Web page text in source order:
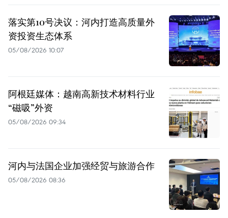
落实第10号决议：河内打造高质量外
资投资生态体系
05/08/2026 10:07
阿根廷媒体：越南高新技术材料行业
“磁吸”外资
05/08/2026 09:34
河内与法国企业加强经贸与旅游合作
05/08/2026 08:36